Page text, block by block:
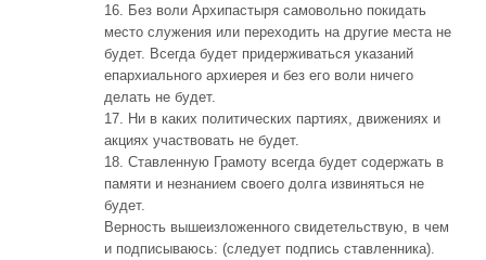
16. Без воли Архипастыря самовольно покидать
место служения или переходить на другие места не
будет. Всегда будет придерживаться указаний
епархиального архиерея и без его воли ничего
делать не будет.
17. Ни в каких политических партиях, движениях и
акциях участвовать не будет.
18. Ставленную Грамоту всегда будет содержать в
памяти и незнанием своего долга извиняться не
будет.
Верность вышеизложенного свидетельствую, в чем
и подписываюсь: (следует подпись ставленника).